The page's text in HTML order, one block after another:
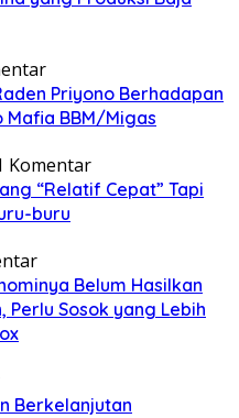
Priyono Berhadapan
Mafia BBM/Migas
Komentar
“Relatif Cepat” Tapi
buru
Belum Hasilkan
Perlu Sosok yang Lebih
Berkelanjutan